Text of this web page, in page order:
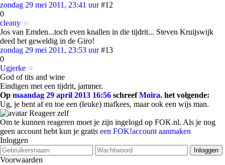
zondag 29 mei 2011, 23:41 uur #12
0
cleany
Jos van Emden...toch even knallen in die tijdrit... Steven Kruijswijk
deed het geweldig in de Giro!
zondag 29 mei 2011, 23:53 uur #13
0
Ugjerke
God of tits and wine
Eindigen met een tijdrit, jammer.
Op maandag 29 april 2013 16:56 schreefMoira. het volgende:
Ug, je bent af en toe een (leuke) mafkees, maar ook een wijs man.
Reageer zelf
Om te kunnen reageren moet je zijn ingelogd op FOK.nl. Als je nog
geen account hebt kun je gratis een FOK!account aanmaken
Inloggen
Voorwaarden